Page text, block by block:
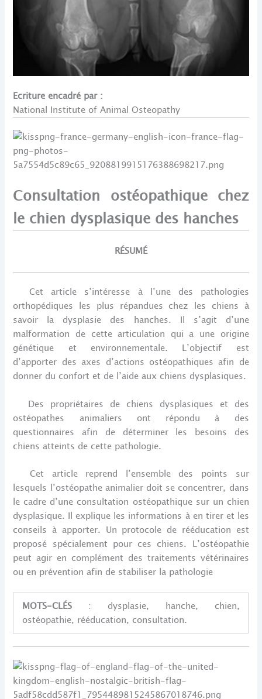
Ecriture encadré par :
National Institute of Animal Osteopathy
Consultation ostéopathique chez
le chien dysplasique des hanches
RÉSUMÉ
Cet article s’intéresse à l’une des pathologies
orthopédiques les plus répandues chez les chiens à
savoir la dysplasie des hanches. Il s’agit d’une
malformation de cette articulation qui a une origine
génétique et environnementale. L’objectif est
d’apporter des axes d’actions ostéopathiques afin de
donner du confort et de l’aide aux chiens dysplasiques.
Des propriétaires de chiens dysplasiques et des
ostéopathes animaliers ont répondu à des
questionnaires afin de déterminer les besoins des
chiens atteints de cette pathologie.
Cet article reprend l’ensemble des points sur
lesquels l’ostéopathe animalier doit se concentrer, dans
le cadre d’une consultation ostéopathique sur un chien
dysplasique. Il explique les informations à en tirer et les
conseils à apporter. Un protocole de rééducation est
proposé spécialement pour ces chiens. L’ostéopathie
peut agir en complément des traitements vétérinaires
ou en prévention afin de stabiliser la pathologie
MOTS-CLÉS : dysplasie, hanche, chien,
ostéopathie, rééducation, consultation.